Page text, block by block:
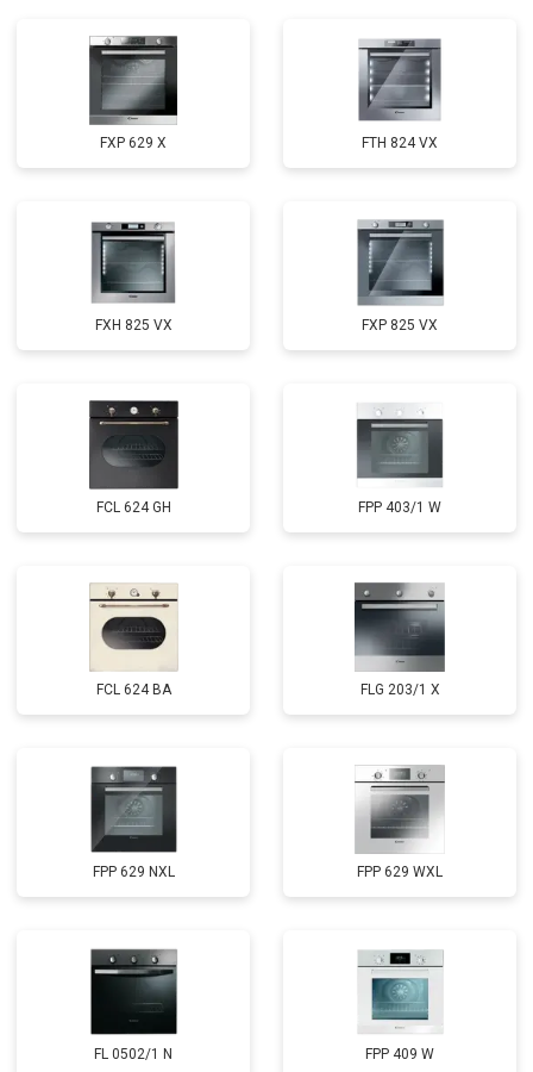
FXP 629 X FTH 824 VX
FXH 825 VX FXP 825 VX
FCL 624 GH FPP 403/1 W
FCL 624 BA FLG 203/1 X
FPP 629 NXL FPP 629 WXL
FL 0502/1 N FPP 409 W